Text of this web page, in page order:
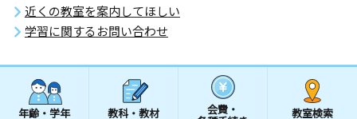
近くの教室を案内してほしい
学習に関するお問い合わせ
年齢・学年 教科・教材 会費・ 教室検索